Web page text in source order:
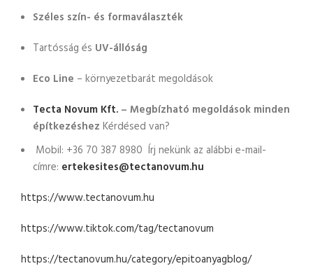
Széles szín- és formaválaszték
Tartósság és UV-állóság
Eco Line – környezetbarát megoldások
Tecta Novum Kft. – Megbízható megoldások minden
építkezéshez Kérdésed van?
Mobil: +36 70 387 8980 Írj nekünk az alábbi e-mail-
címre: ertekesites@tectanovum.hu
https://www.tectanovum.hu
https://www.tiktok.com/tag/tectanovum
https://tectanovum.hu/category/epitoanyagblog/